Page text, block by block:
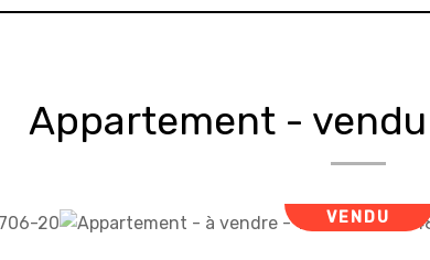
Appartement - vendu
VENDU